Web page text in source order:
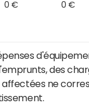
0 € 0 €
des
affectées ne